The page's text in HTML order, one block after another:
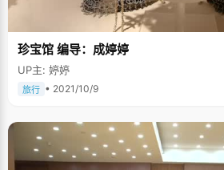
珍宝馆 编导：成婷婷
UP主: 婷婷
旅行 • 2021/10/9